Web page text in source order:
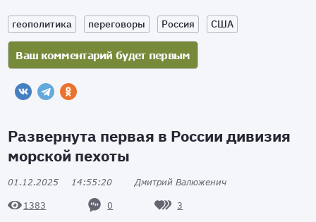
геополитика переговоры Россия США
Развернута первая в России дивизия
морской пехоты
01.12.2025 14:55:20 Дмитрий Валюженич
1383 0 3